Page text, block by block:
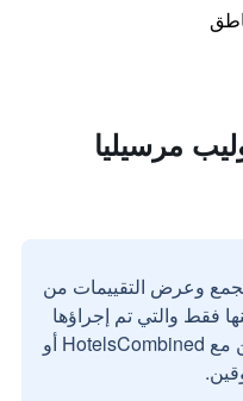
مرسيليا
وعرض التقييمات من
فقط والتي تم إجراؤها
بواسطة مستخدمين حقيقيين مع HotelsCombined أو